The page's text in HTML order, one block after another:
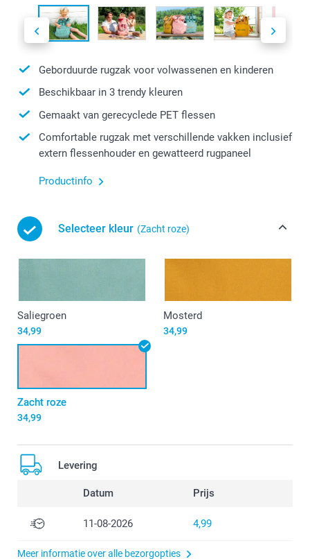
Geborduurde rugzak voor volwassenen en kinderen
Beschikbaar in 3 trendy kleuren
Gemaakt van gerecyclede PET flessen
Comfortable rugzak met verschillende vakken inclusief
extern flessenhouder en gewatteerd rugpaneel
Productinfo
Selecteer kleur (Zacht roze)
Saliegroen
34,99
Mosterd
34,99
Zacht roze
34,99
Levering
Datum Prijs
11-08-2026 4,99
Meer informatie over alle bezorgopties